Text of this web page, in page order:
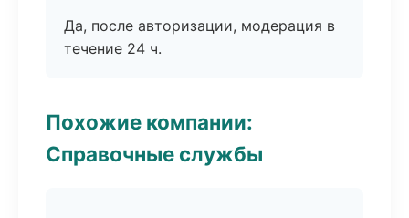
Да, после авторизации, модерация в
течение 24 ч.
Похожие компании:
Справочные службы